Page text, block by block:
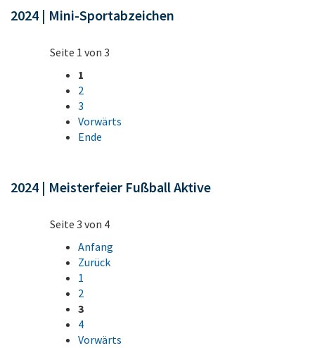
2024 | Mini-Sportabzeichen
Seite 1 von 3
1
2
3
Vorwärts
Ende
2024 | Meisterfeier Fußball Aktive
Seite 3 von 4
Anfang
Zurück
1
2
3
4
Vorwärts